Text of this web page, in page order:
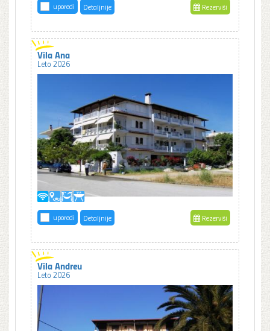
uporedi Detaljnije Rezerviši
Vila Ana
Leto 2026
uporedi Detaljnije Rezerviši
Vila Andreu
Leto 2026